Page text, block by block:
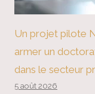
Un projet pilote
armer un
dans le secteur
5 août 2026